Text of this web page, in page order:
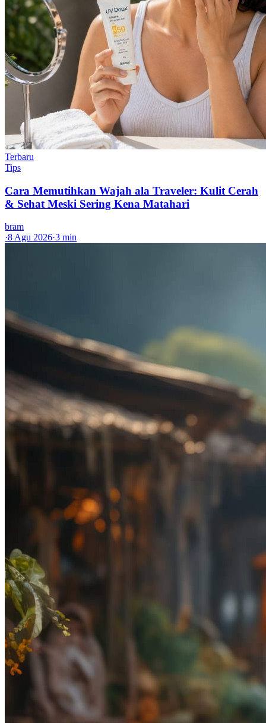
Terbaru
Tips
Cara Memutihkan Wajah ala Traveler: Kulit Cerah
& Sehat Meski Sering Kena Matahari
bram
·8 Agu 2026·3 min